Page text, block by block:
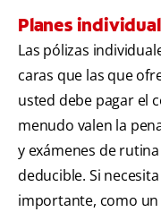
Planes
Las pólizas
caras que las que
usted debe pagar el
menudo valen la
y exámenes de
deducible. Si
importante, como